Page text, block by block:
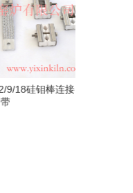
硅碳棒内编织夹
带螺丝